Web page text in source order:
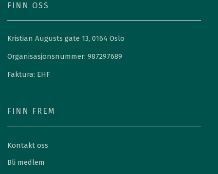
FINN OSS
Kristian Augusts gate 13, 0164 Oslo
Organisasjonsnummer: 987297689
Faktura: EHF
FINN FREM
Kontakt oss
Bli medlem